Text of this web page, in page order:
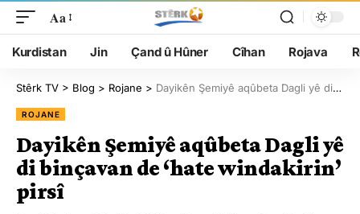
Aa
Kurdistan Jin Çand û Hûner Cîhan Rojava
Stêrk TV > Blog > Rojane > Dayikên Şemiyê aqûbeta Dagli yê di binçavan de ‘hate windakirin’ pirsî
ROJANE
Dayikên Şemiyê aqûbeta Dagli yê
di binçavan de ‘hate windakirin’
pirsî